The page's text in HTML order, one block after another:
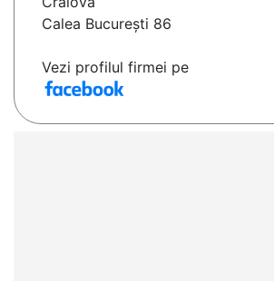
Calea București 86
Vezi profilul firmei pe